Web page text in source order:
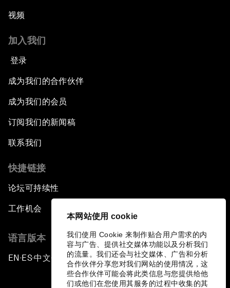
本网站使用 cookie
我们使用 Cookie 来制作贴合用户需求的内
容与广告、提供社交媒体功能以及分析我们
的流量。我们还会与社交媒体、广告和分析
合作伙伴分享您对我们网站的使用情况，这
些合作伙伴可能会将此类信息与您提供给他
们或他们在您使用其服务的过程中收集的其
视频
加入我们
登录
成为我们的合作伙伴
成为我们的会员
订阅我们的新闻稿
联系我们
快捷链接
论坛可持续性
工作机会
语言版本
EN ▪ES▪中文▪ 日本語